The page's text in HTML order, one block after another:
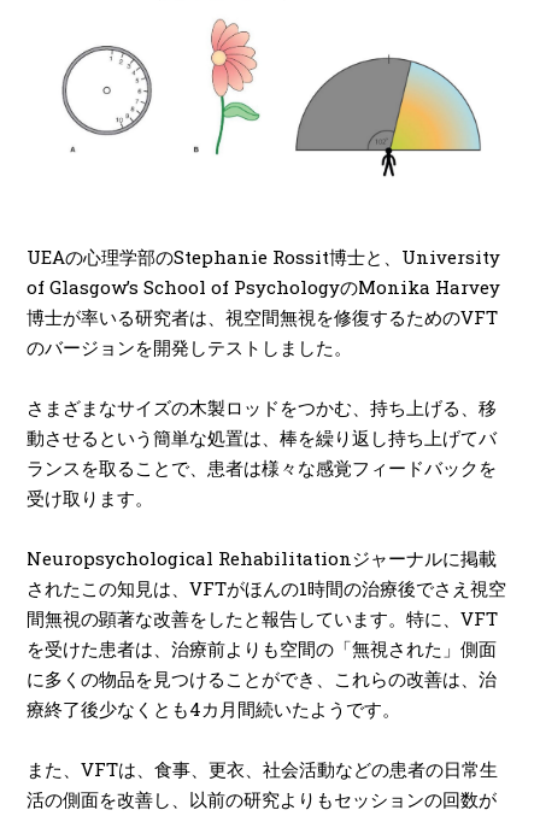
UEAの心理学部のStephanie Rossit博士と、University
of Glasgow’s School of PsychologyのMonika Harvey
博士が率いる研究者は、視空間無視を修復するためのVFT
のバージョンを開発しテストしました。
さまざまなサイズの木製ロッドをつかむ、持ち上げる、移
動させるという簡単な処置は、棒を繰り返し持ち上げてバ
ランスを取ることで、患者は様々な感覚フィードバックを
受け取ります。
Neuropsychological Rehabilitationジャーナルに掲載
されたこの知見は、VFTがほんの1時間の治療後でさえ視空
間無視の顕著な改善をしたと報告しています。特に、VFT
を受けた患者は、治療前よりも空間の「無視された」側面
に多くの物品を見つけることができ、これらの改善は、治
療終了後少なくとも4カ月間続いたようです。
また、VFTは、食事、更衣、社会活動などの患者の日常生
活の側面を改善し、以前の研究よりもセッションの回数が